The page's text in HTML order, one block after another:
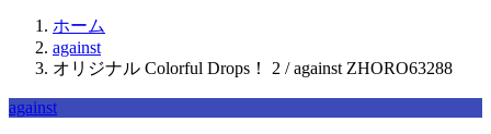
ホーム
against
オリジナル Colorful Drops！ 2 / against ZHORO63288
against